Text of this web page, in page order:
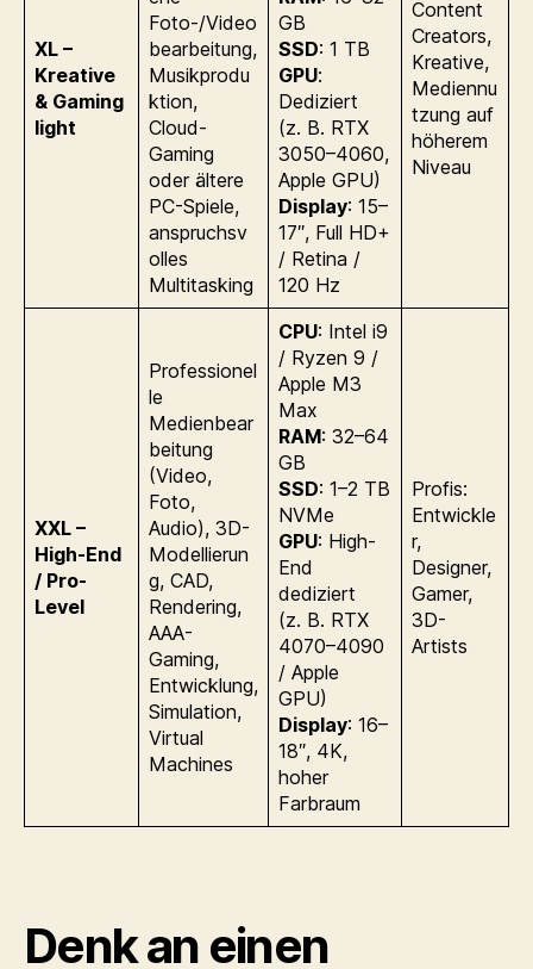
XL –
Kreative
& Gaming
light
Foto-/Video
bearbeitung,
Musikprodu
ktion,
Cloud-
Gaming
oder ältere
PC-Spiele,
anspruchsv
olles
Multitasking
GB
SSD: 1 TB
GPU:
Dediziert
(z. B. RTX
3050–4060,
Apple GPU)
Display: 15–
17″, Full HD+
/ Retina /
120 Hz
Content
Creators,
Kreative,
Mediennu
tzung auf
höherem
Niveau
XXL –
High-End
/ Pro-
Level
Professionel
le
Medienbear
beitung
(Video,
Foto,
Audio), 3D-
Modellierun
g, CAD,
Rendering,
AAA-
Gaming,
Entwicklung,
Simulation,
Virtual
Machines
CPU: Intel i9
/ Ryzen 9 /
Apple M3
Max
RAM: 32–64
GB
SSD: 1–2 TB
NVMe
GPU: High-
End
dediziert
(z. B. RTX
4070–4090
/ Apple
GPU)
Display: 16–
18″, 4K,
hoher
Farbraum
Profis:
Entwickle
r,
Designer,
Gamer,
3D-
Artists
Denk an einen